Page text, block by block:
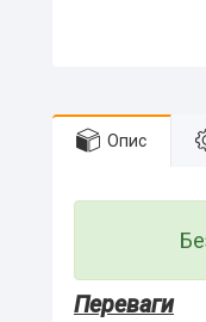
Опис
Переваги